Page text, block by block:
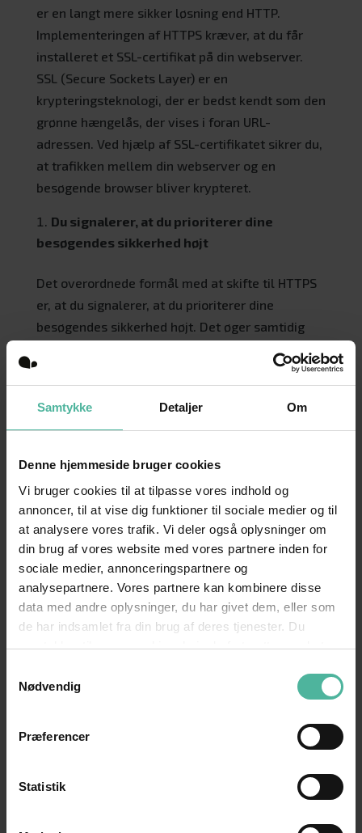
Samtykke Detaljer Om
Denne hjemmeside bruger cookies
Vi bruger cookies til at tilpasse vores indhold og
annoncer, til at vise dig funktioner til sociale medier og til
at analysere vores trafik. Vi deler også oplysninger om
din brug af vores website med vores partnere inden for
sociale medier, annonceringspartnere og
analysepartnere. Vores partnere kan kombinere disse
data med andre oplysninger, du har givet dem, eller som
de har indsamlet fra din brug af deres tjenester. Du
samtykker til vores cookies, hvis du fortsætter med at
Nødvendig
Præferencer
Statistik
er en langt mere sikker løsning end HTTP.
Implementeringen af HTTPS kræver, at du får
installeret et SSL-certifikat på din webserver.
SSL (Secure Sockets Layer) er en
krypteringsteknologi, der er bedst kendt som den
grønne hængelås, der vises i foran URL-
adressen. Ved hjælp af SSL-certifikatet sikrer du,
at trafikken mellem din webserver og en
besøgende browser bliver krypteret.
Du signalerer, at du prioriterer dine
besøgendes sikkerhed højt
Det overordnede formål med at skifte til HTTPS
er, at du signalerer, at du prioriterer dine
besøgendes sikkerhed højt. Det øger samtidig
100% sikre, når de udfører en handling på dit
HTTPS er ikke kun relevant for webshops.
det kunne tilgås via en sikker forbindelse, da
brugere forventer at være beskyttede og
private, hver gang de besøger et website.
HTTPS giver beskyttelse på tre afgørende
niveauer:
Kryptering– alle udvekslede data er
beskyttet mod aflytning
Dataintegritet– data kan hverken ændres
Godkendelse
hastighed, som har betydning for dine